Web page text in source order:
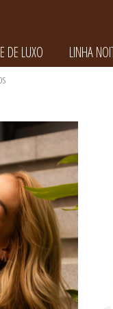
DE LUXO
LINHA